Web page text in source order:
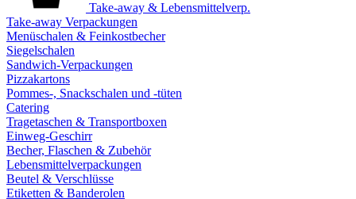
Take-away & Lebensmittelverp.
Take-away Verpackungen
Menüschalen & Feinkostbecher
Siegelschalen
Sandwich-Verpackungen
Pizzakartons
Pommes-, Snackschalen und -tüten
Catering
Tragetaschen & Transportboxen
Einweg-Geschirr
Becher, Flaschen & Zubehör
Lebensmittelverpackungen
Beutel & Verschlüsse
Etiketten & Banderolen